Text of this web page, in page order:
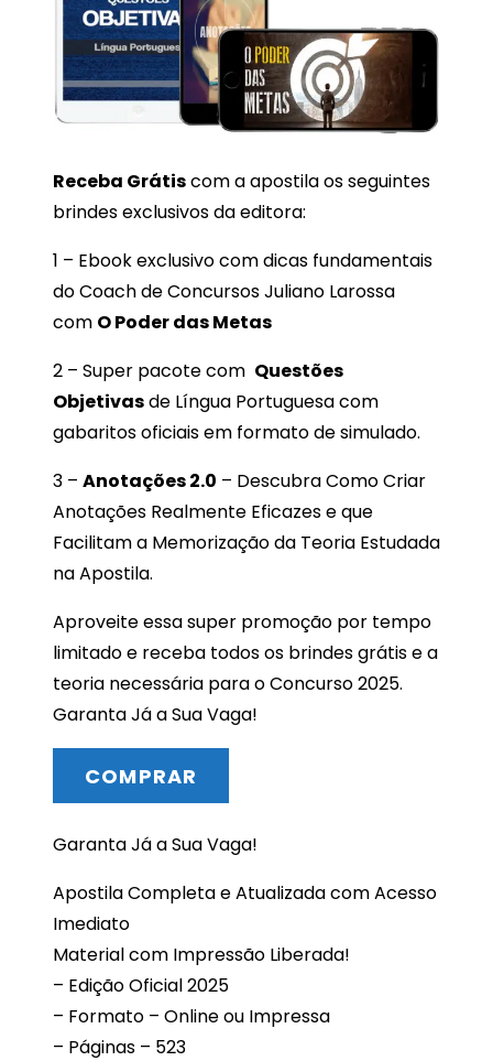
Receba Grátiscom a apostila os seguintes
brindes exclusivos da editora:
1 – Ebook exclusivo com dicas fundamentais
do Coach de Concursos Juliano Larossa
com O Poder das Metas
2 – Super pacote com Questões
Objetivasde Língua Portuguesa com
gabaritos oficiais em formato de simulado.
3 – Anotações 2.0 – Descubra Como Criar
Anotações Realmente Eficazes e que
Facilitam a Memorização da Teoria Estudada
na Apostila.
Aproveite essa super promoção por tempo
limitado e receba todos os brindes grátis e a
teoria necessária para o Concurso 2025.
Garanta Já a Sua Vaga!
COMPRAR
Garanta Já a Sua Vaga!
Apostila Completa e Atualizada com Acesso
Imediato
Material com Impressão Liberada!
– Edição Oficial 2025
– Formato – Online ou Impressa
– Páginas – 523